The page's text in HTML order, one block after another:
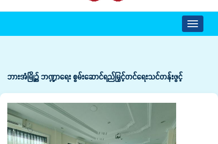
Toggle
ဘားအံမြို့၌ ဘဏ္ဍာရေး စွမ်းဆောင်ရည်မြှင့်တင်ရေးသင်တန်းဖွင့်